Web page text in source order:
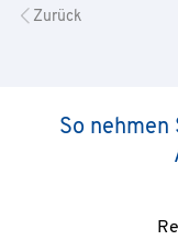
Zurück
So